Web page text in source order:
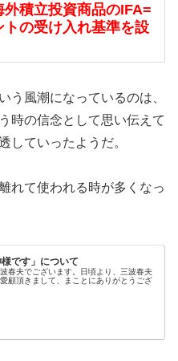
積立投資商品のIFA=
の受け入れ基準を設
う風潮になっているのは、
時の信念として思い伝えて
していったようだ。
れて使われる時が多くなっ
様です」について
春夫でございます。日頃より、三波春夫
顧頂きまして、まことにありがとうござ